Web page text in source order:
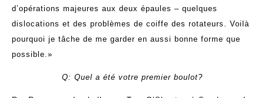
d’opérations majeures aux deux épaules – quelques
dislocations et des problèmes de coiffe des rotateurs. Voilà
pourquoi je tâche de me garder en aussi bonne forme que
possible.»
Q: Quel a été votre premier boulot?